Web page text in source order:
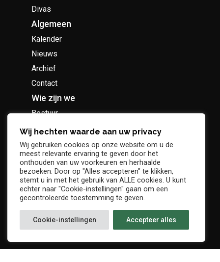
Divas
Algemeen
Kalender
Nieuws
Archief
Contact
Wie zijn we
Bestuur
Geschiedenis
Supportersclub
Socio Business Club
Wij hechten waarde aan uw privacy
Wij gebruiken cookies op onze website om u de
meest relevante ervaring te geven door het
onthouden van uw voorkeuren en herhaalde
bezoeken. Door op "Alles accepteren" te klikken,
stemt u in met het gebruik van ALLE cookies. U kunt
echter naar "Cookie-instellingen" gaan om een
gecontroleerde toestemming te geven.
Cookie-instellingen Accepteer alles